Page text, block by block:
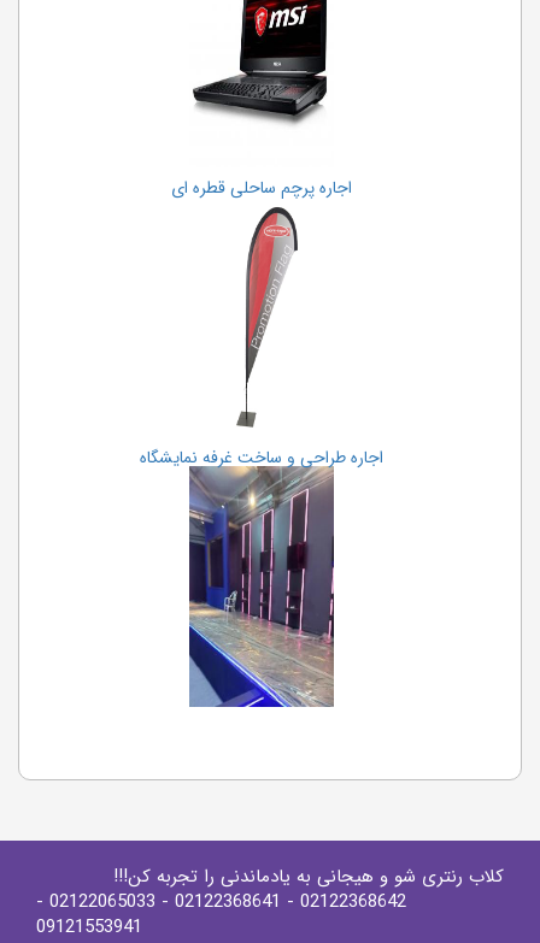
اجاره پرچم ساحلی قطره ای
اجاره طراحی و ساخت غرفه نمایشگاه
کلاب رنتری شو و هیجانی به یادماندنی را تجربه کن!!!
02122368642
- 02122368641
- 02122065033
-
09121553941